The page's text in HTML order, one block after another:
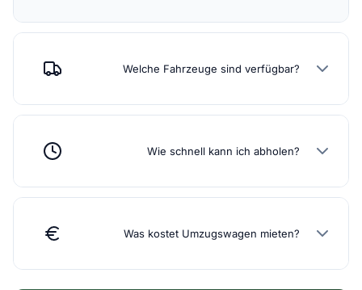
Welche Fahrzeuge sind verfügbar?
Wie schnell kann ich abholen?
Was kostet Umzugswagen mieten?